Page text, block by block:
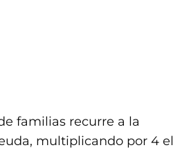
familias recurre a la
multiplicando por 4 el